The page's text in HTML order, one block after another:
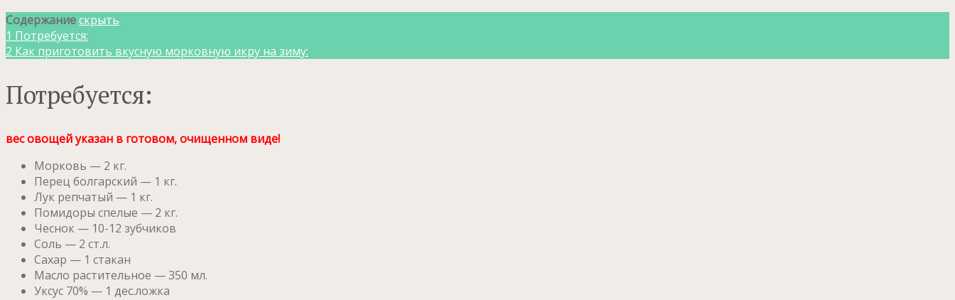
Содержаниескрыть
1 Потребуется:
2 Как приготовить вкусную морковную икру на зиму:
Потребуется:
вес овощей указан в готовом, очищенном виде!
Морковь — 2 кг.
Перец болгарский — 1 кг.
Лук репчатый — 1 кг.
Помидоры спелые — 2 кг.
Чеснок — 10-12 зубчиков
Соль — 2 ст.л.
Сахар — 1 стакан
Масло растительное — 350 мл.
Уксус 70% — 1 дес.ложка